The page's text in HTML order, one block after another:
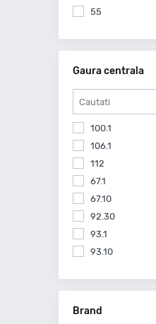
55
Gaura centrala
100.1
106.1
112
67.1
67.10
92.30
93.1
93.10
Brand